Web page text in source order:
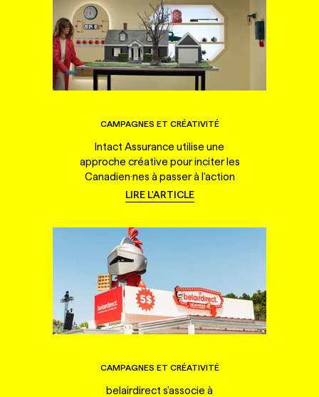
CAMPAGNES ET CRÉATIVITÉ
Intact Assurance utilise une
approche créative pour inciter les
Canadien·nes à passer à l'action
LIRE L'ARTICLE
CAMPAGNES ET CRÉATIVITÉ
belairdirect s'associe à